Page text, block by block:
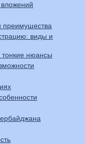
преимущества
виды и
тонкие нюансы